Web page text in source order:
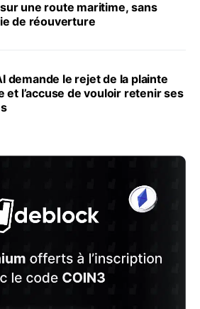
une route maritime, sans
de réouverture
demande le rejet de la plainte
et l’accuse de vouloir retenir ses